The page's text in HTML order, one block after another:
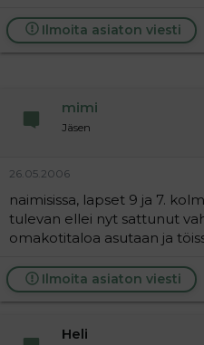
Ilmoita asiaton viesti
mimi
Jäsen
26.05.2006
naimisissa, lapset 9 ja 7.
tulevan ellei nyt sattunut
omakotitaloa asutaan ja
Ilmoita asiaton viesti
Heli